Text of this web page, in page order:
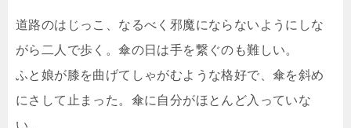
道路のはじっこ、なるべく邪魔にならないようにしな
がら二人で歩く。傘の日は手を繋ぐのも難しい。
ふと娘が膝を曲げてしゃがむような格好で、傘を斜め
にさして止まった。傘に自分がほとんど入っていな